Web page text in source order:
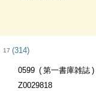
17 (314)
0599
第一書庫雑誌
Z0029818